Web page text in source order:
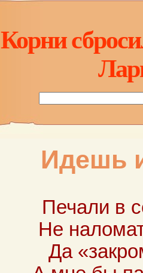
Корни
Идешь
Печали в
Не
Да